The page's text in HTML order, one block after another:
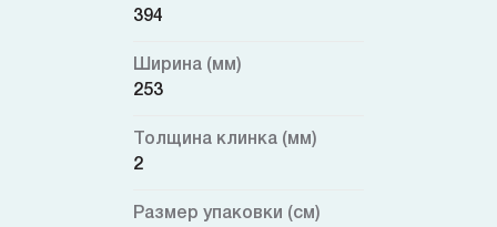
394
Ширина (мм)
253
Толщина клинка (мм)
2
Размер упаковки (см)